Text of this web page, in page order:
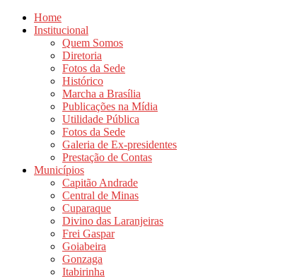
Home
Institucional
Quem Somos
Diretoria
Fotos da Sede
Histórico
Marcha a Brasília
Publicações na Mídia
Utilidade Pública
Fotos da Sede
Galeria de Ex-presidentes
Prestação de Contas
Municípios
Capitão Andrade
Central de Minas
Cuparaque
Divino das Laranjeiras
Frei Gaspar
Goiabeira
Gonzaga
Itabirinha